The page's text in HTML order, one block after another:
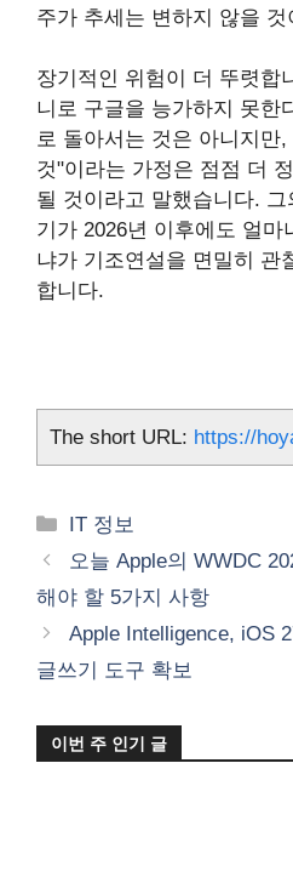
주가 추세는 변하지 않을
장기적인 위험이 더 뚜렷합
니로 구글을 능가하지 못한
로 돌아서는 것은 아니지만
것"이라는 가정은 점점 더
될 것이라고 말했습니다.
기가 2026년 이후에도 얼
냐가 기조연설을 면밀히 관
합니다.
The short URL: https://
카
테
리
IT 정보
오늘 Apple의 WWDC
해야 할 5가지 사항
Apple Intelligence, iOS
글쓰기 도구 확보
이번 주 인기 글